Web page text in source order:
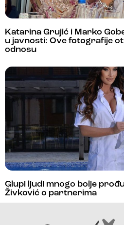
Katarina Grujić i Marko
u javnosti: Ove fotografije
odnosu
Glupi ljudi mnogo bolje
Živković o partnerima